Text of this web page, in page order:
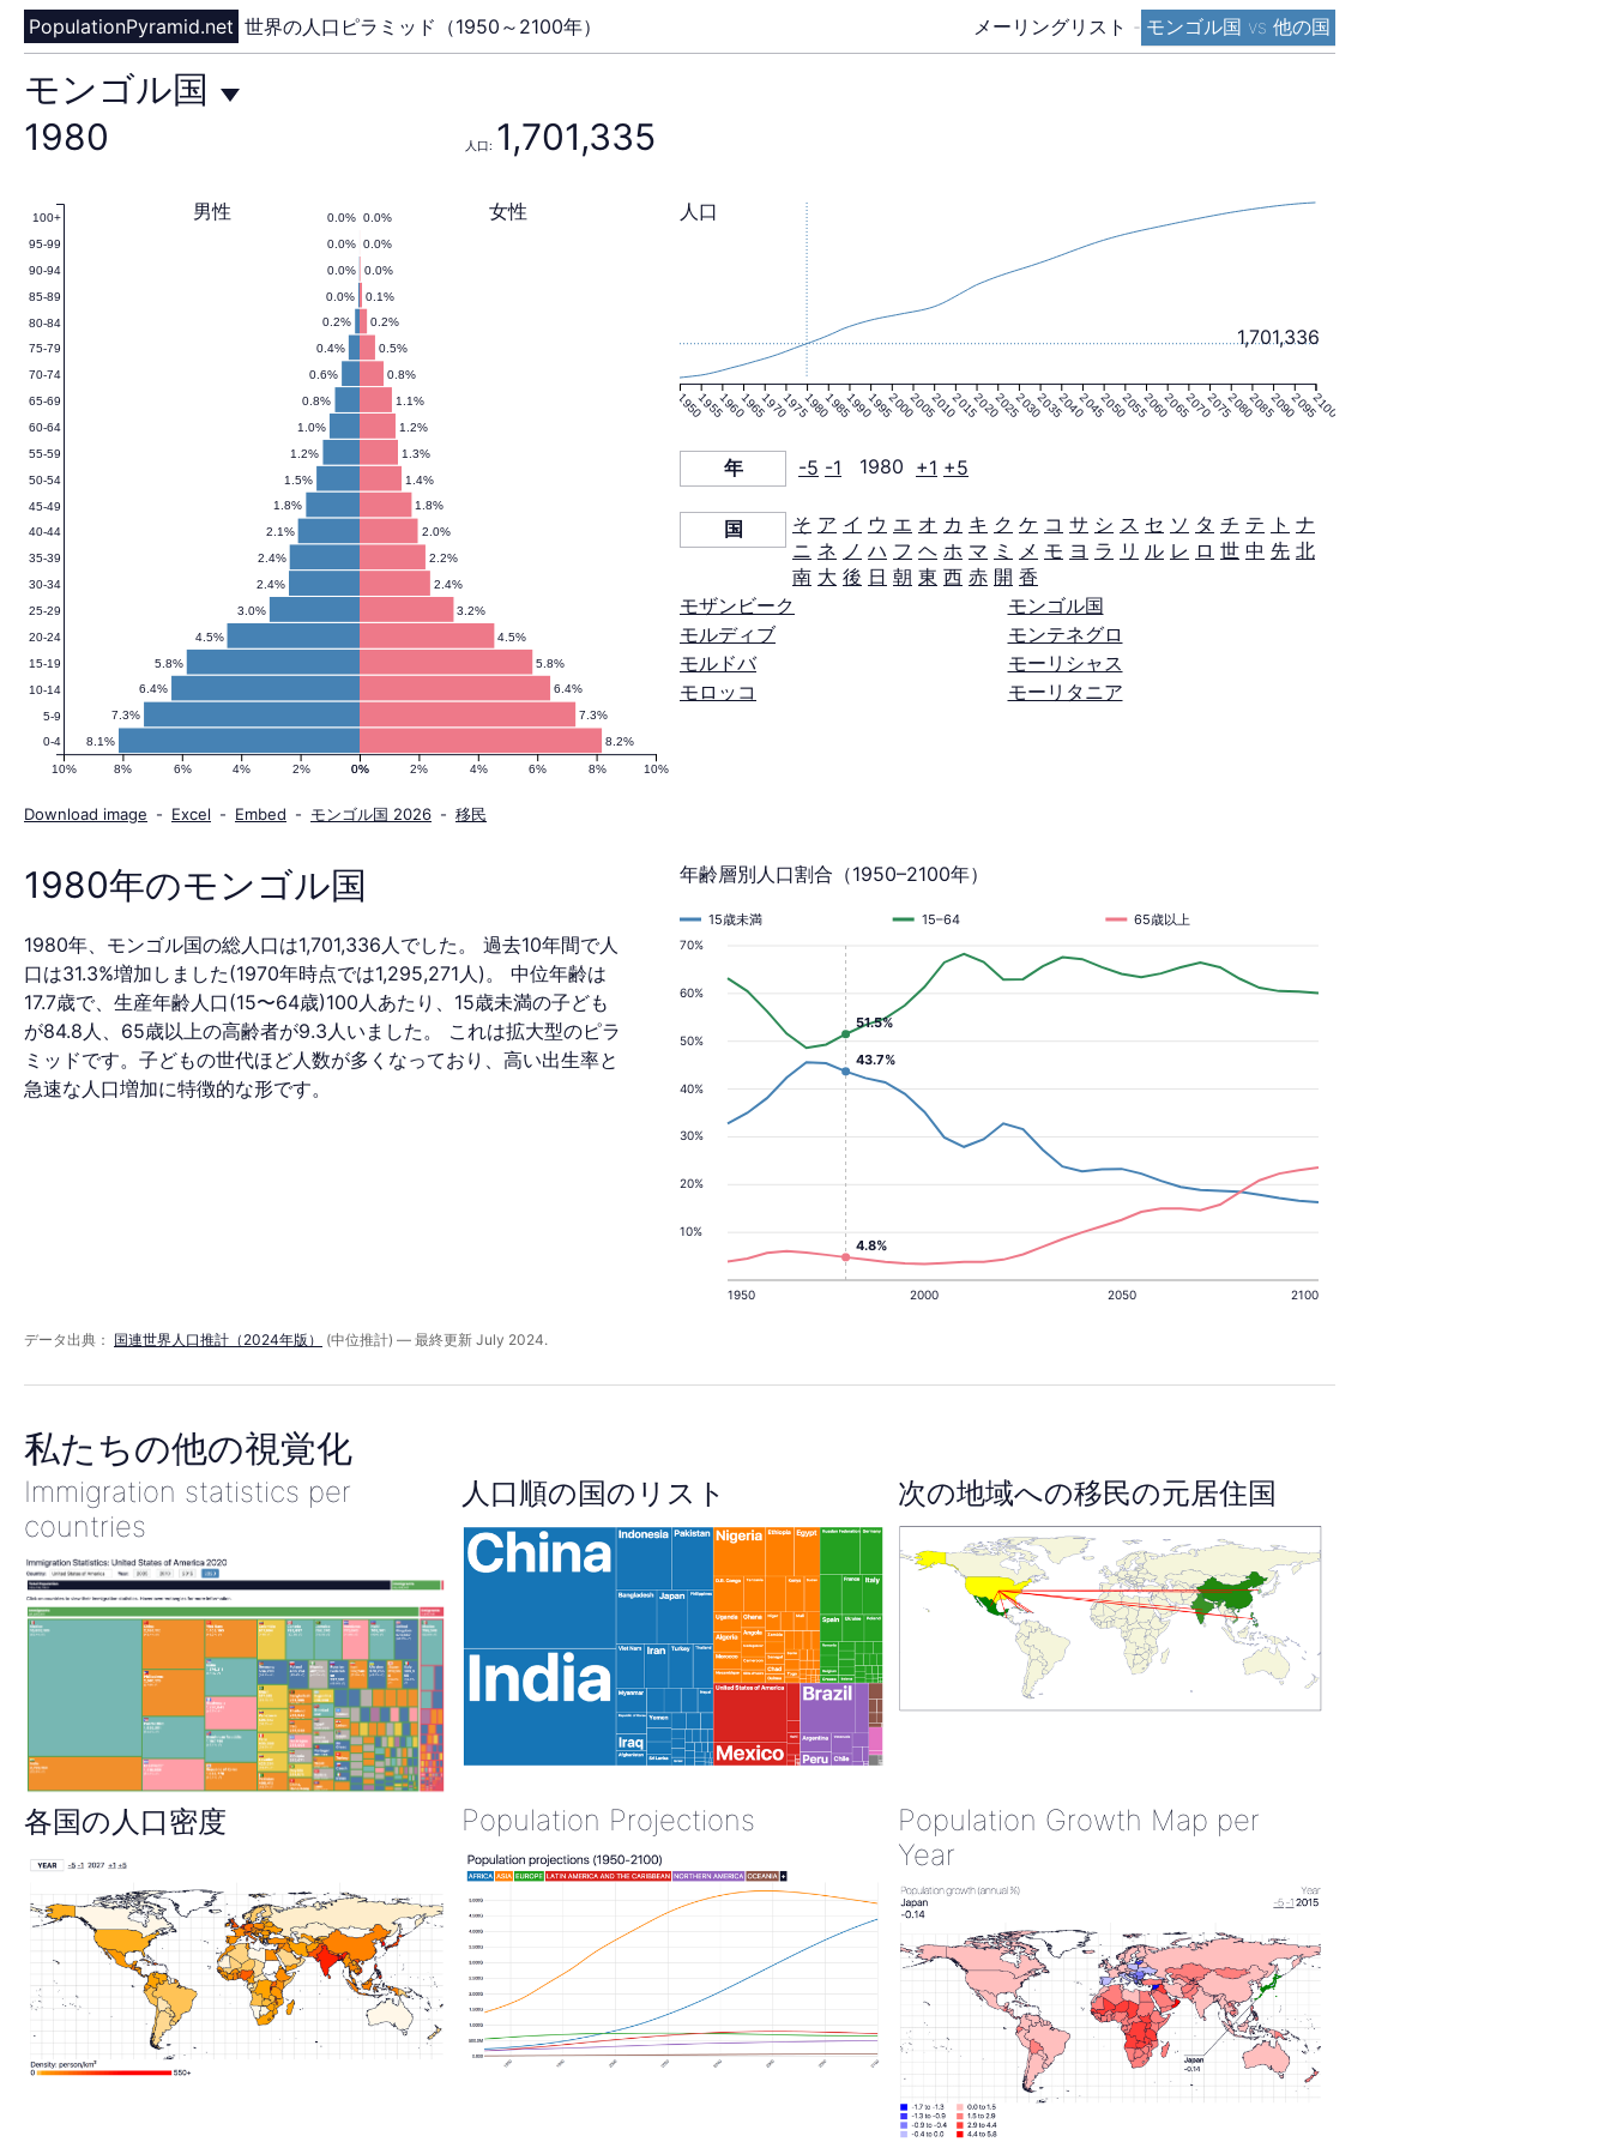
メーリングリスト - モンゴル国 vs 他の国
PopulationPyramid.net 世界の人口ピラミッド（1950～2100年）
モ
ン
ゴ
ル
国
の
人
口
ピ
ラ
ミ
1980
年
モンゴル国
1980
人口: 1,701,335
8.2%
8.1%
7.3%
7.3%
6.4%
6.4%
5.8%
5.8%
4.5%
4.5%
3.2%
3.0%
2.4%
2.4%
2.2%
2.4%
2.0%
2.1%
1.8%
1.8%
1.4%
1.5%
1.3%
1.2%
1.2%
1.0%
1.1%
0.8%
0.8%
0.6%
0.5%
0.4%
0.2%
0.2%
0.1%
0.0%
0.0%
0.0%
0.0%
0.0%
0.0%
0.0% 女性
男性
0% 2% 4% 6% 8% 10%
10% 8% 6% 4% 2% 0%
0-4
5-9
10-14
15-19
20-24
25-29
30-34
35-39
40-44
45-49
50-54
55-59
60-64
65-69
70-74
75-79
80-84
85-89
90-94
95-99
100+
Download image - Excel - Embed - モンゴル国 2026 - 移民
1950195519601965197019751980198519901995200020052010201520202025203020352040204520502055206020652070207520802085209020952100
1,701,336
人口
年 -5 -1 1980 +1 +5
国 そ ア イ ウ エ オ カ キ ク ケ コ サ シ ス セ ソ タ チ テ ト ナ
ニ ネ ノ ハ フ ヘ ホ マ ミ メ モ ヨ ラ リ ル レ ロ 世 中 先 北
南 大 後 日 朝 東 西 赤 開 香
モザンビーク
モルディブ
モルドバ
モロッコ
モンゴル国
モンテネグロ
モーリシャス
モーリタニア
1980年のモンゴル国
1980年、モンゴル国の総人口は1,701,336人でした。 過去10年間で人
口は31.3%増加しました(1970年時点では1,295,271人)。 中位年齢は
17.7歳で、生産年齢人口(15〜64歳)100人あたり、15歳未満の子ども
が84.8人、65歳以上の高齢者が9.3人いました。 これは拡大型のピラ
ミッドです。子どもの世代ほど人数が多くなっており、高い出生率と
急速な人口増加に特徴的な形です。
年齢層別人口割合（1950–2100年）
10%
20%
30%
40%
50%
60%
70%
1950 2000 2050 2100
15歳未満 15–64 65歳以上
43.7%
4.8%
51.5%
データ出典： 国連世界人口推計（2024年版） (中位推計) — 最終更新 July 2024.
私たちの他の視覚化
Immigration statistics per
countries
人口順の国のリスト 次の地域への移民の元居住国
各国の人口密度 Population Projections
Population Growth Map per
Year